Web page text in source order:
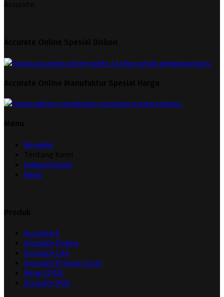
Beranda
Hubungi Kami
News
Accurate 5
Accurate Online
Accurate Lite
Accurate Private Cloud
Rene 2 POS
Accurate POS